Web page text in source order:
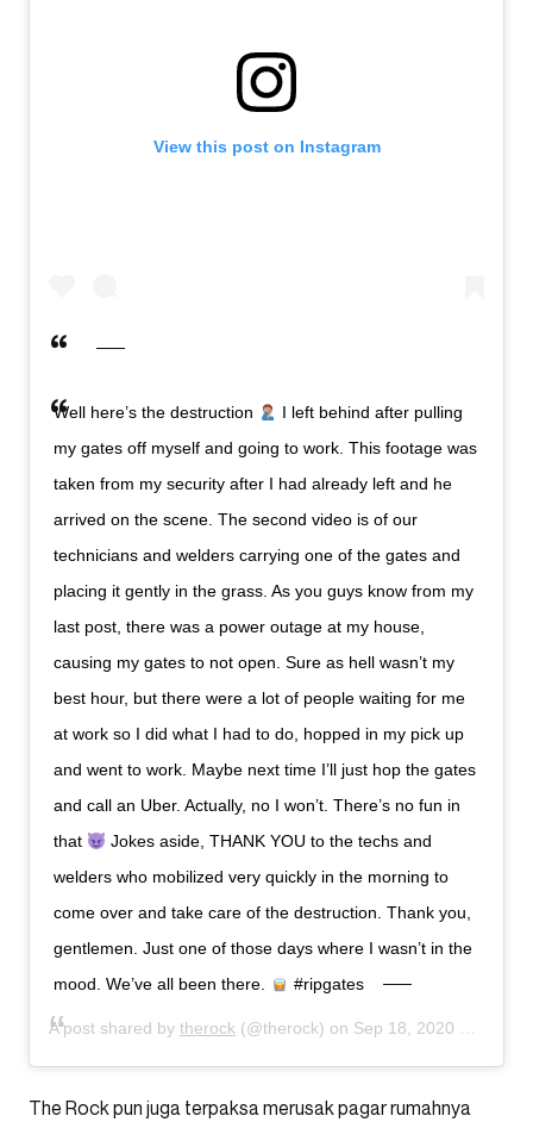
View this post on Instagram
Well here’s the destruction
I left behind after pulling
my gates off myself and going to work. This footage was
taken from my security after I had already left and he
arrived on the scene. The second video is of our
technicians and welders carrying one of the gates and
placing it gently in the grass. As you guys know from my
last post, there was a power outage at my house,
causing my gates to not open. Sure as hell wasn’t my
best hour, but there were a lot of people waiting for me
at work so I did what I had to do, hopped in my pick up
and went to work. Maybe next time I’ll just hop the gates
and call an Uber. Actually, no I won’t. There’s no fun in
that
Jokes aside, THANK YOU to the techs and
welders who mobilized very quickly in the morning to
come over and take care of the destruction. Thank you,
gentlemen. Just one of those days where I wasn’t in the
mood. We’ve all been there.
#ripgates
A post shared by therock (@therock) on Sep 18, 2020 at 9:25pm PDT
The Rock pun juga terpaksa merusak pagar rumahnya